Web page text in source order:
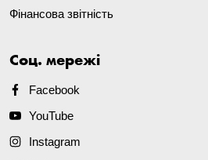
Фінансова звітність
Соц. мережі
Facebook
YouTube
Instagram